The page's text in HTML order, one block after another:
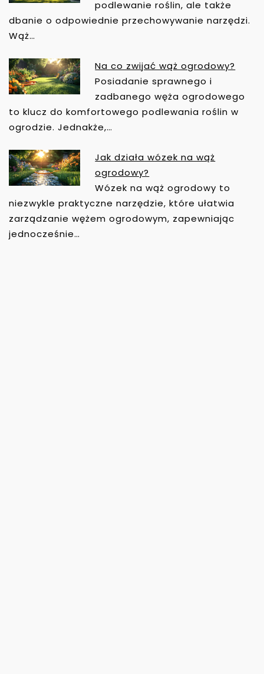
podlewanie roślin, ale także
dbanie o odpowiednie przechowywanie narzędzi.
Wąż…
Na co zwijać wąż ogrodowy?
Posiadanie sprawnego i
zadbanego węża ogrodowego
to klucz do komfortowego podlewania roślin w
ogrodzie. Jednakże,…
Jak działa wózek na wąż
ogrodowy?
Wózek na wąż ogrodowy to
niezwykle praktyczne narzędzie, które ułatwia
zarządzanie wężem ogrodowym, zapewniając
jednocześnie…